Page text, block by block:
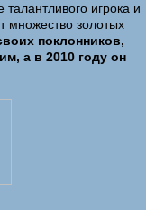
игрока и
множество золотых
поклонников,
а в 2010 году он